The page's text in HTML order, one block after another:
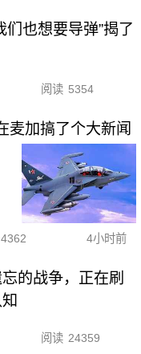
们也想要导弹”揭了
阅读 5354
麦加搞了个大新闻
4362 4小时前
的战争，正在刷
阅读 24359